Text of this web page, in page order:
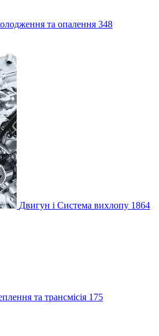
та опалення 348
Двигун і Система вихлопу 1864
та трансмісія 175